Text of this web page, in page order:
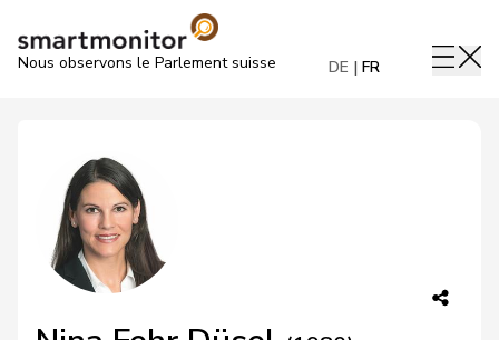
Nous observons le Parlement suisse DE FR